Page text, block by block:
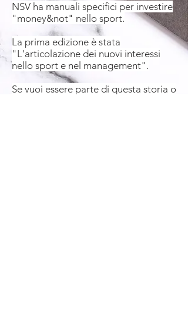
NSV ha manuali specifici per investire
"money&not" nello sport.
La prima edizione è stata
"L'articolazione dei nuovi interessi
nello sport e nel management".
Se vuoi essere parte di questa storia o